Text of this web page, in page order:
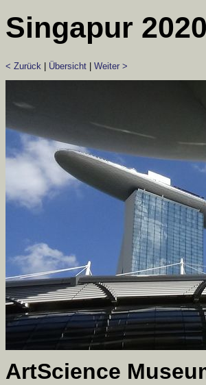
Singapur 2020
< Zurück Übersicht Weiter >
ArtScience